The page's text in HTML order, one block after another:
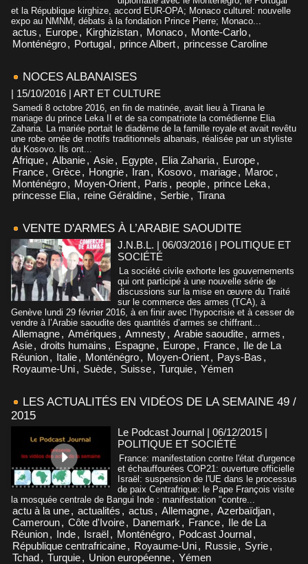
et la République kirghize, accord EUR-OPA; Monaco culturel: nouvelle
expo au NMNM, débats à la fondation Prince Pierre; Monaco...
actus , Europe, Kirghizistan, Monaco, Monte-Carlo,
Monténégro, Portugal, prince Albert, princesse Caroline
NOCES ALBANAISES
| 15/10/2016 | ART ET CULTURE
Samedi 8 octobre 2016, en fin de matinée, avait lieu à Tirana le
mariage du prince Leka II et de sa compatriote la comédienne Elia
Zaharia. La mariée portait le diadème de la famille royale et avait revêtu
une robe ornée de motifs traditionnels albanais, réalisée par un styliste
du Kosovo. Ils ont...
Afrique, Albanie, Asie, Egypte, Elia Zaharia, Europe,
France, Grèce, Hongrie, Iran, Kosovo, mariage, Maroc ,
Monténégro, Moyen-Orient, Paris , people, prince Leka,
princesse Elia, reine Géraldine, Serbie, Tirana
VENTE D'ARMES À L’ARABIE SAOUDITE
J.N.B.L. | 06/03/2016 | POLITIQUE ET
SOCIÉTÉ
La société civile exhorte les gouvernements
qui ont participé à une nouvelle série de
discussions sur la mise en œuvre du Traité
sur le commerce des armes (TCA), à
Genève lundi 29 février 2016, à en finir avec l’hypocrisie et à cesser de
vendre à l’Arabie saoudite des quantités d’armes se chiffrant...
Allemagne, Amériques , Amnesty, Arabie saoudite, armes ,
Asie, droits humains , Espagne, Europe, France, Ile de La
Réunion, Italie, Monténégro, Moyen-Orient, Pays-Bas ,
Royaume-Uni, Suède, Suisse, Turquie, Yémen
LES ACTUALITÉS EN VIDÉOS DE LA SEMAINE 49 /
2015
Le Podcast Journal | 06/12/2015 |
POLITIQUE ET SOCIÉTÉ
France: manifestation contre l'état d'urgence
et échauffourées COP21: ouverture officielle
Israël: suspension de l'UE dans le processus
de paix Centrafrique: le Pape François visite
la mosquée centrale de Bangui Inde : manifestation "contre...
actu à la une, actualités , actus , Allemagne, Azerbaïdjan,
Cameroun, Côte d'Ivoire, Danemark , France, Ile de La
Réunion, Inde, Israël, Monténégro, Podcast Journal,
République centrafricaine, Royaume-Uni, Russie, Syrie,
Tchad, Turquie, Union européenne, Yémen